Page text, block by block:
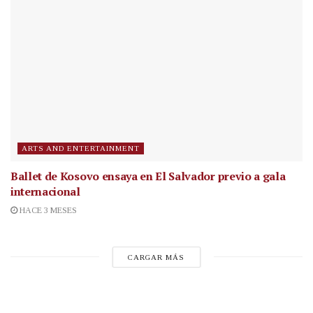
ARTS AND ENTERTAINMENT
Ballet de Kosovo ensaya en El Salvador previo a gala
internacional
HACE 3 MESES
CARGAR MÁS